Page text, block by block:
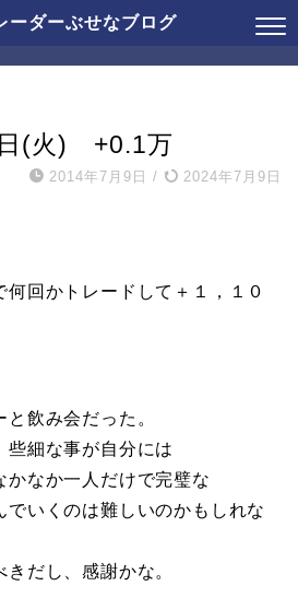
ーダーぶせなブログ
(火) +0.1万
2014年7月9日 / 2024年7月9日
何回かトレードして＋１，１０
飲み会だった。
些細な事が自分には
かなか一人だけで完璧な
でいくのは難しいのかもしれな
きだし、感謝かな。